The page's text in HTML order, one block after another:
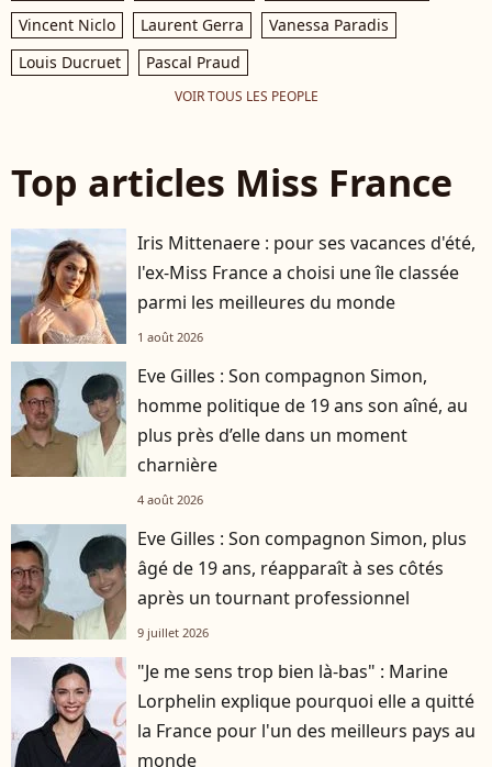
Vincent Niclo
Laurent Gerra
Vanessa Paradis
Louis Ducruet
Pascal Praud
VOIR TOUS LES PEOPLE
Top articles Miss France
Iris Mittenaere : pour ses vacances d'été,
l'ex-Miss France a choisi une île classée
parmi les meilleures du monde
1 août 2026
Eve Gilles : Son compagnon Simon,
homme politique de 19 ans son aîné, au
plus près d’elle dans un moment
charnière
4 août 2026
Eve Gilles : Son compagnon Simon, plus
âgé de 19 ans, réapparaît à ses côtés
après un tournant professionnel
9 juillet 2026
"Je me sens trop bien là-bas" : Marine
Lorphelin explique pourquoi elle a quitté
la France pour l'un des meilleurs pays au
monde